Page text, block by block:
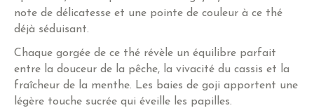
note de délicatesse et une pointe de couleur à ce thé
déjà séduisant.
Chaque gorgée de ce thé révèle un équilibre parfait
entre la douceur de la pêche, la vivacité du cassis et la
fraîcheur de la menthe. Les baies de goji apportent une
légère touche sucrée qui éveille les papilles.